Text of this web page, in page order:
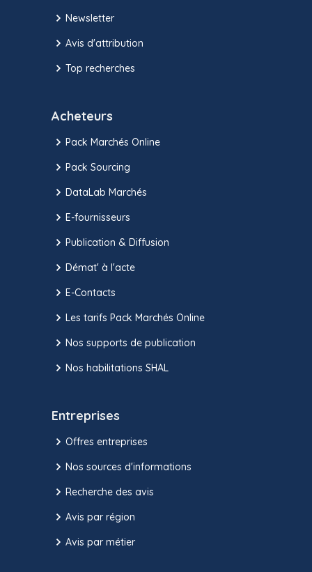
Newsletter
Avis d'attribution
Top recherches
Acheteurs
Pack Marchés Online
Pack Sourcing
DataLab Marchés
E-fournisseurs
Publication & Diffusion
Démat' à l'acte
E-Contacts
Les tarifs Pack Marchés Online
Nos supports de publication
Nos habilitations SHAL
Entreprises
Offres entreprises
Nos sources d'informations
Recherche des avis
Avis par région
Avis par métier